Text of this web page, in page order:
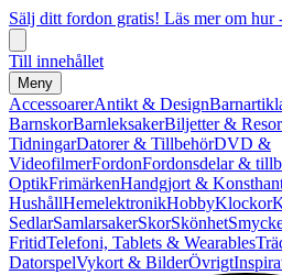
Sälj ditt fordon gratis! Läs mer om hur
Till innehållet
Meny
AccessoarerAntikt & Design
BarnskorBarnleksakerBiljetter & Resor
TidningarDatorer & TillbehörDVD &
VideofilmerFordonFordonsdelar &
OptikFrimärkenHandgjort &
HushållHemelektronikHobbyKlockor
SedlarSamlarsakerSkorSkönhet
FritidTelefoni, Tablets & Wearables
DatorspelVykort & BilderÖvrigt